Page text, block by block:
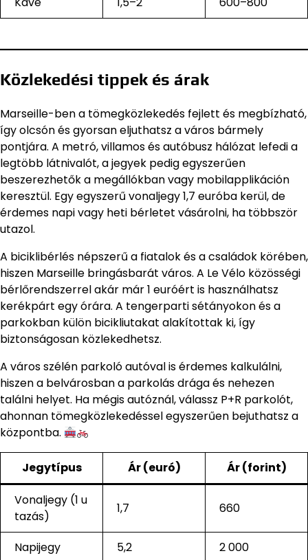
Közlekedési tippek és árak
Marseille-ben a tömegközlekedés fejlett és megbízható,
így olcsón és gyorsan eljuthatsz a város bármely
pontjára. A metró, villamos és autóbusz hálózat lefedi a
legtöbb látnivalót, a jegyek pedig egyszerűen
beszerezhetők a megállókban vagy mobilapplikáción
keresztül. Egy egyszerű vonaljegy 1,7 euróba kerül, de
érdemes napi vagy heti bérletet vásárolni, ha többször
utazol.
A biciklibérlés népszerű a fiatalok és a családok körében,
hiszen Marseille bringásbarát város. A Le Vélo közösségi
bérlőrendszerrel akár már 1 euróért is használhatsz
kerékpárt egy órára. A tengerparti sétányokon és a
parkokban külön bicikliutakat alakítottak ki, így
biztonságosan közlekedhetsz.
A város szélén parkoló autóval is érdemes kalkulálni,
hiszen a belvárosban a parkolás drága és nehezen
találni helyet. Ha mégis autóznál, válassz P+R parkolót,
ahonnan tömegközlekedéssel egyszerűen bejuthatsz a
központba.
Jegytípus Ár (euró) Ár (forint)
Vonaljegy (1 u
tazás)
1,7 660
Napijegy 5,2
2 000